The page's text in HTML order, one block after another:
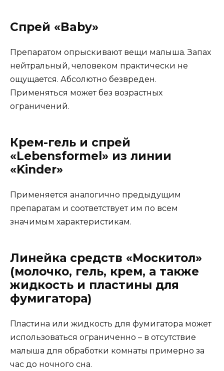
Спрей «Baby»
Препаратом опрыскивают вещи малыша. Запах
нейтральный, человеком практически не
ощущается. Абсолютно безвреден.
Применяться может без возрастных
ограничений.
Крем-гель и спрей
«Lebensformel» из линии
«Kinder»
Применяется аналогично предыдущим
препаратам и соответствует им по всем
значимым характеристикам.
Линейка средств «Москитол»
(молочко, гель, крем, а также
жидкость и пластины для
фумигатора)
Пластина или жидкость для фумигатора может
использоваться ограниченно – в отсутствие
малыша для обработки комнаты примерно за
час до ночного сна.